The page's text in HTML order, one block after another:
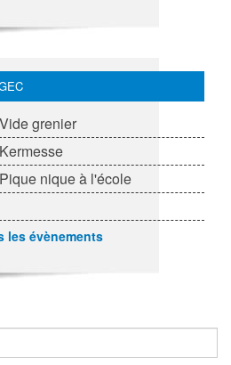
Vide grenier
Kermesse
Pique nique à l'école
les évènements